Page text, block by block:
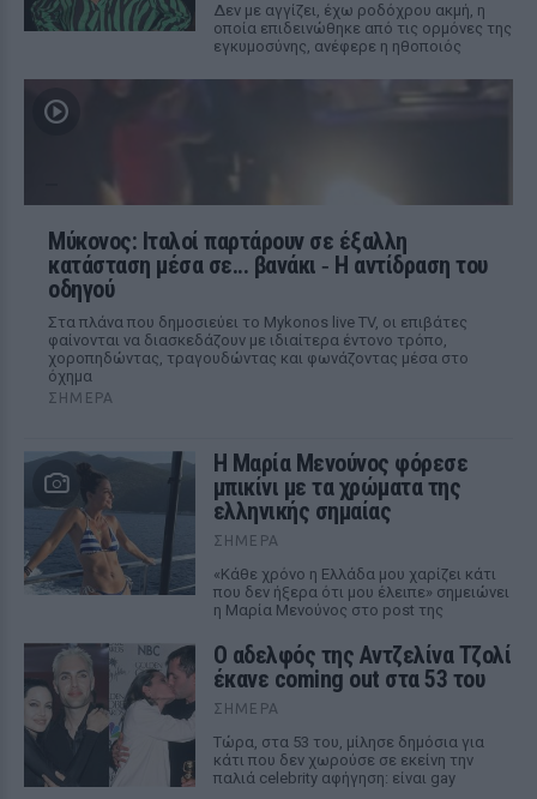
Δεν με αγγίζει, έχω ροδόχρου ακμή, η
οποία επιδεινώθηκε από τις ορμόνες της
εγκυμοσύνης, ανέφερε η ηθοποιός
Μύκονος: Ιταλοί παρτάρουν σε έξαλλη
κατάσταση μέσα σε... βανάκι ‑ Η αντίδραση του
οδηγού
Στα πλάνα που δημοσιεύει το Mykonos live TV, οι επιβάτες
φαίνονται να διασκεδάζουν με ιδιαίτερα έντονο τρόπο,
χοροπηδώντας, τραγουδώντας και φωνάζοντας μέσα στο
όχημα
ΣΉΜΕΡΑ
Η Μαρία Μενούνος φόρεσε
μπικίνι με τα χρώματα της
ελληνικής σημαίας
ΣΉΜΕΡΑ
«Κάθε χρόνο η Ελλάδα μου χαρίζει κάτι
που δεν ήξερα ότι μου έλειπε» σημειώνει
η Μαρία Μενούνος στο post της
Ο αδελφός της Αντζελίνα Τζολί
έκανε coming out στα 53 του
ΣΉΜΕΡΑ
Τώρα, στα 53 του, μίλησε δημόσια για
κάτι που δεν χωρούσε σε εκείνη την
παλιά celebrity αφήγηση: είναι gay